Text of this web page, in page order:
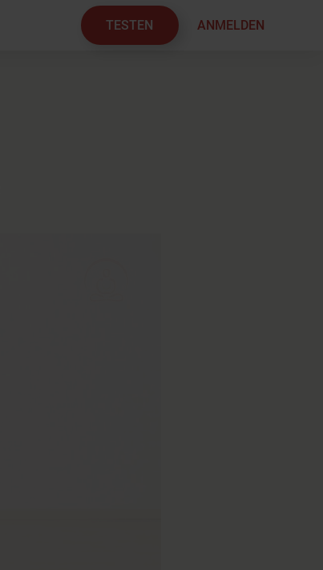
TESTEN ANMELDEN